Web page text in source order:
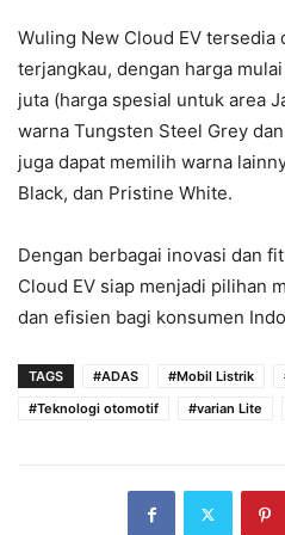
Wuling New Cloud EV tersedia
terjangkau, dengan harga
juta (harga spesial untuk area
warna Tungsten Steel Grey
juga dapat memilih warna
Black, dan Pristine White.
Dengan berbagai inovasi dan
Cloud EV siap menjadi pilihan
dan efisien bagi konsumen
TAGS #ADAS #Mobil Listrik
#Teknologi otomotif
#varian Lite